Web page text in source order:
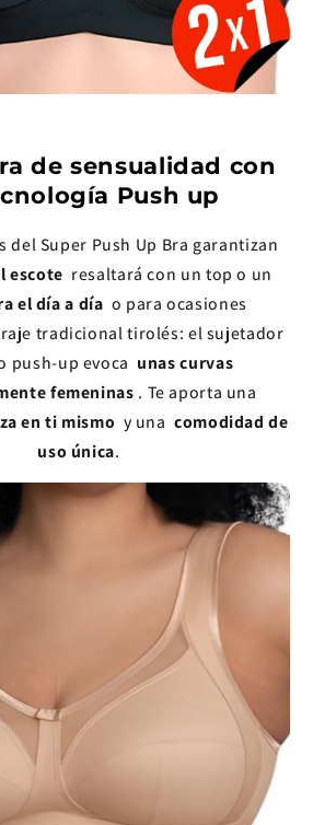
de sensualidad con
Push up
del Super Push Up Bra garantizan
escote resaltará con un top o un
el día a día o para ocasiones
tradicional tirolés: el sujetador
push-up evoca unas curvas
femeninas . Te aporta una
en ti mismo y una comodidad de
uso única.